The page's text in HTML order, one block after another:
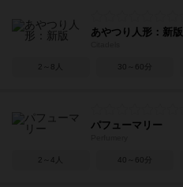
あやつり人形：新版
2～8人 30～60分
パフューマリー
2～4人 40～60分